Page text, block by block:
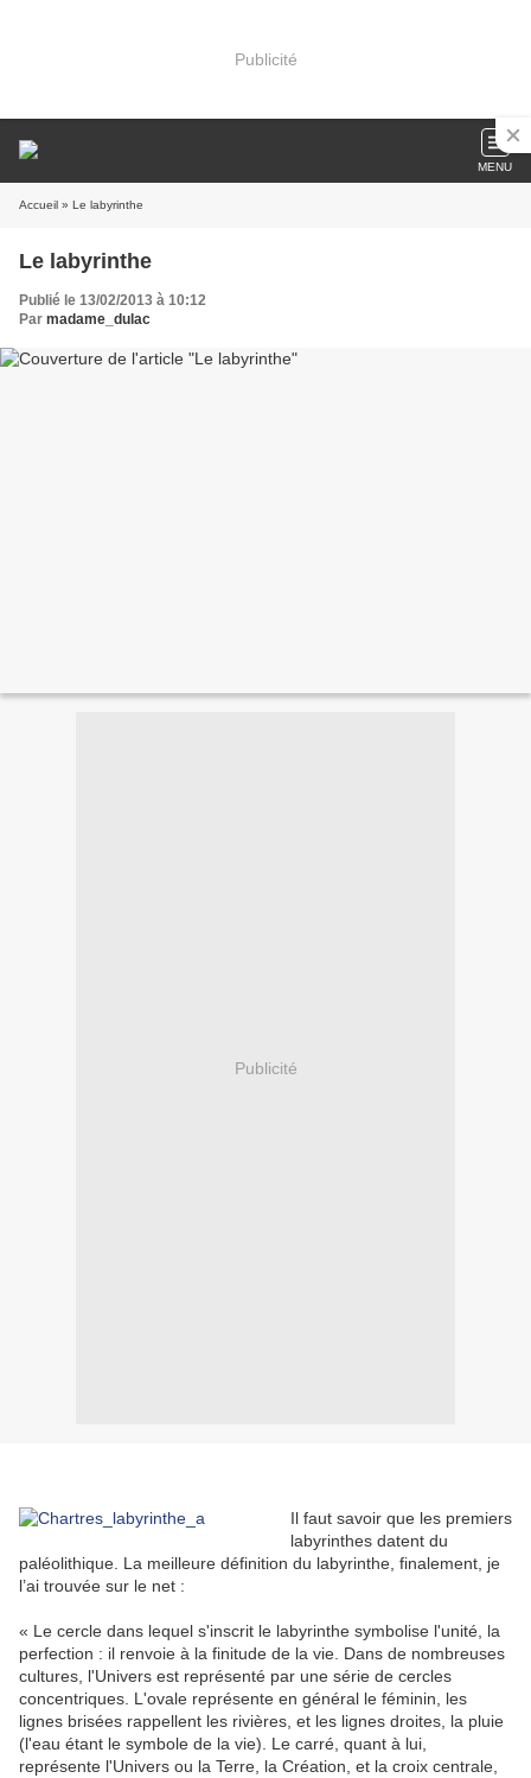
Publicité
MENU
Accueil » Le labyrinthe
Le labyrinthe
Publié le 13/02/2013 à 10:12
Par madame_dulac
Publicité
Il faut savoir que les premiers
labyrinthes datent du
paléolithique. La meilleure définition du labyrinthe, finalement, je
l’ai trouvée sur le net :
« Le cercle dans lequel s'inscrit le labyrinthe symbolise l'unité, la
perfection : il renvoie à la finitude de la vie. Dans de nombreuses
cultures, l'Univers est représenté par une série de cercles
concentriques. L'ovale représente en général le féminin, les
lignes brisées rappellent les rivières, et les lignes droites, la pluie
(l'eau étant le symbole de la vie). Le carré, quant à lui,
représente l'Univers ou la Terre, la Création, et la croix centrale,